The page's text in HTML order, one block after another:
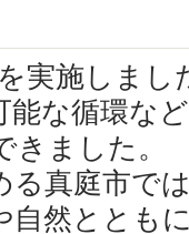
実施しま
能な循環な
ました。
る真庭市で
自然ととも